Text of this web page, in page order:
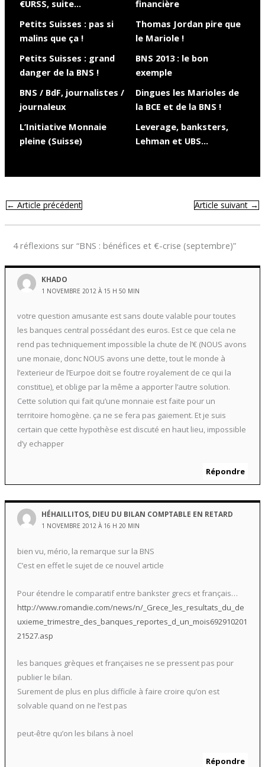
€URSS, suite…
financière
Petits Suisses : pas si
malins que ça !
Thomas Jordan pire que
le Mariole !
Petits Suisses : grand
danger de la BNS !
BNS 2013 : le bon
exemple
BNS / BdF, journalistes /
journaleux
Dingues les Marioles de
la BCE et de la BNS !
L’Initiative Monnaie
pleine (Suisse)
Leverage, banksters,
Lehman et UBS…
←Article précédent Article suivant→
4 réflexions sur “BNS : bénéfices et €-crise (septembre)”
KHADO
1 NOVEMBRE 2012 À 15 H 50 MIN
votre question amusante est sans doute valable pour toutes
les banques central possédant des euros. Est ce que cela ne
rend pas techniquement impossible la chute de l’€ (NOUS avons
une monaie, donc NOUS avons une dette, tout le monde à
l’exterieur de l’Eurpoe doit se foutre royalement de ce qui la
constitue), et oblige par la même a apporter l’autre solution.
Cette solution qui fait qu’une monnaie est faite pour un
territoire homogène. ça ne se fera pas gaiement. Et je suis
certain que cette hypothèse est discuté en haut lieu, impossible
d’y echapper
Répondre
HÉHAILLITOS, DIEU DU BILAN COMPTABLE EN RETARD
1 NOVEMBRE 2012 À 16 H 20 MIN
bien vu, mério, la remarque sur la BNS
C’est en effet le sujet de ce nouvel article
Pour étendre le comparatif entre bankster grecs et français…
http://www.romandie.com/news/n/_Grece_les_resultats_du_de
uxieme_trimestre_des_banques_reportes_d_un_mois692910201
21527.asp
les banques grèques et françaises ne se pressent pas pour
publier le bilan.
Surement de plus en plus difficile à faire croire qu’on est
solvable quand on ne l’est pas
peut-être qu’on les bilans à noel
Répondre